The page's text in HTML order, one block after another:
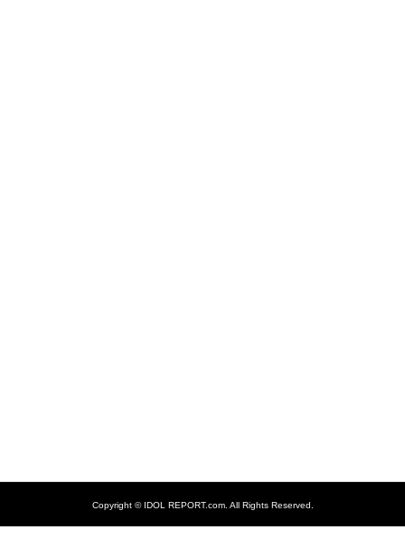
Copyright ©IDOL REPORT.com. All Rights Reserved.